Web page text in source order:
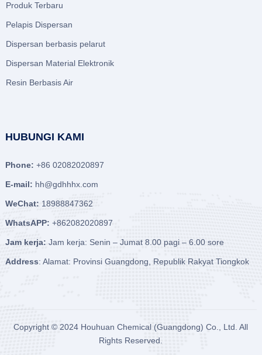
Produk Terbaru
Pelapis Dispersan
Dispersan berbasis pelarut
Dispersan Material Elektronik
Resin Berbasis Air
HUBUNGI KAMI
Phone: +86 02082020897
E-mail: hh@gdhhhx.com
WeChat: 18988847362
WhatsAPP: +862082020897
Jam kerja: Jam kerja: Senin – Jumat 8.00 pagi – 6.00 sore
Address: Alamat: Provinsi Guangdong, Republik Rakyat Tiongkok
Copyright © 2024 Houhuan Chemical (Guangdong) Co., Ltd. All
Rights Reserved.